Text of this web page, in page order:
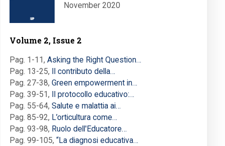
November 2020
Volume 2, Issue 2
Pag. 1-11, Asking the Right Question…
Pag. 13-25,
Il contributo della…
Pag. 27-38, Green empowerment in…
Pag. 39-51,
Il protocollo educativo:…
Pag. 55-64, Salute e malattia ai…
Pag. 85-92, L’orticultura come…
Pag. 93-98, Ruolo dell'Educatore…
Pag. 99-105, “La diagnosi educativa…